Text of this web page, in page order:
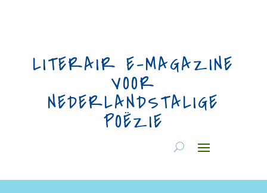
LITERAIR E-MAGAZINE
VOOR
NEDERLANDSTALIGE
POËZIE